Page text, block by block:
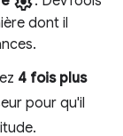
dont il
4 fois plus
pour qu'il